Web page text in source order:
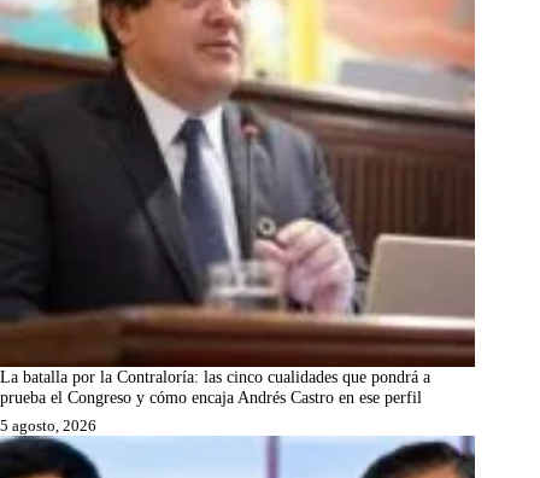
La batalla por la Contraloría: las cinco cualidades que pondrá a
prueba el Congreso y cómo encaja Andrés Castro en ese perfil
5 agosto, 2026